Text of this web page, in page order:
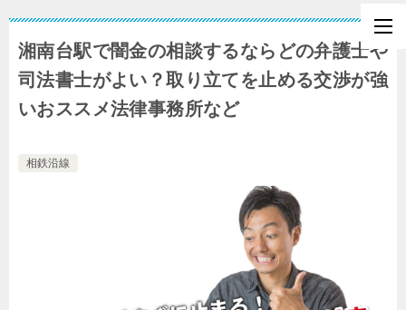
湘南台駅で闇金の相談するならどの弁護士や
司法書士がよい？取り立てを止める交渉が強
いおススメ法律事務所など
相鉄沿線